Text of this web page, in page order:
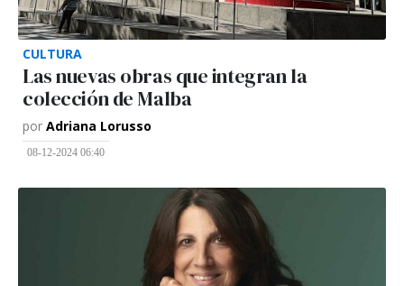
CULTURA
Las nuevas obras que integran la
colección de Malba
por Adriana Lorusso
08-12-2024 06:40